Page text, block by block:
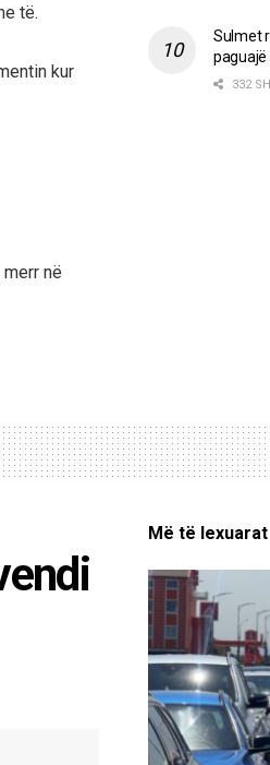
të.
kur
në
Sulmet
paguajë
332
Më të lexuarat